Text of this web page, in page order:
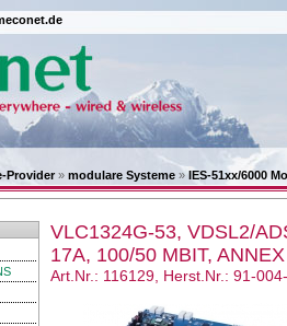
Provider» modulare Systeme » IES-51xx/6000
VLC1324G-53, VDSL2/
17A, 100/50 MBIT,
Art.Nr.: 116129, Herst.Nr.: 91-